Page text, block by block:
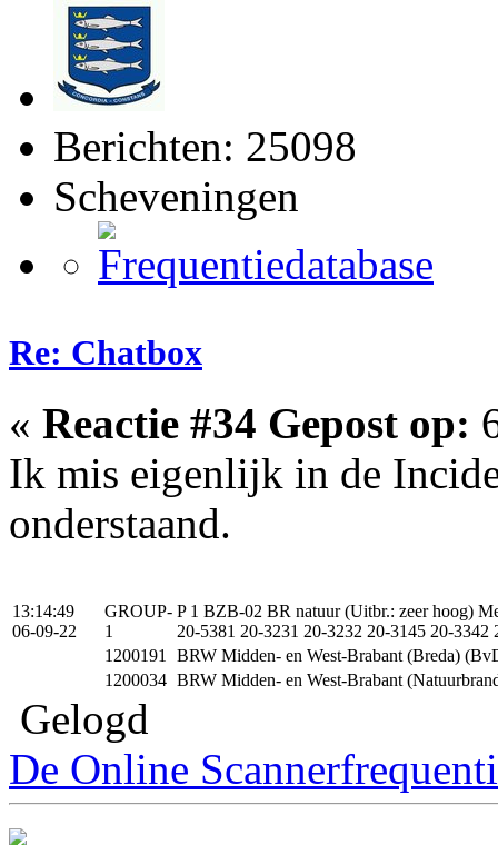
Berichten: 25098
Scheveningen
Re: Chatbox
« Reactie #34 Gepost op:
Ik mis eigenlijk in de
onderstaand.
13:14:49
06-09-22
GROUP-
1
P 1 BZB-02 BR natuur (Uitbr.: zeer hoog)
20-5381 20-3231 20-3232 20-3145 20-3342
1200191
BRW Midden- en West-Brabant (Breda)
1200034 BRW Midden- en West-Brabant
Gelogd
De Online